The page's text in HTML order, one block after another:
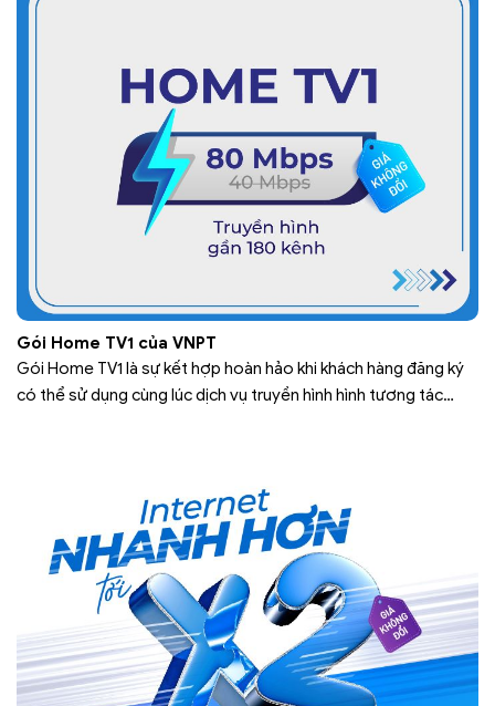
Gói Home TV1 của VNPT
Gói Home TV1 là sự kết hợp hoàn hảo khi khách hàng đăng ký
có thể sử dụng cùng lúc dịch vụ truyền hình hình tương tác